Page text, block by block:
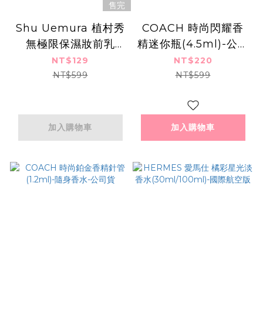
售完
Shu Uemura 植村秀
無極限保濕妝前乳
SPF50+ PA+++(膚
色)(10ml)-公司貨
NT$129
NT$599
加入購物車
COACH 時尚閃耀香
精迷你瓶(4.5ml)-公司
貨
NT$220
NT$599
加入購物車